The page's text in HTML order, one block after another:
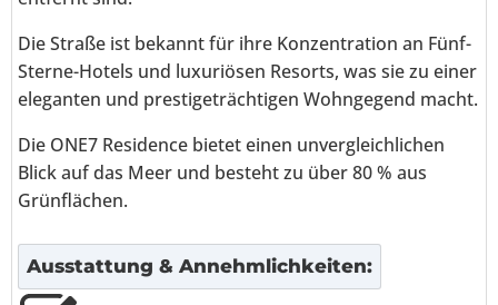
Die Straße ist bekannt für ihre Konzentration an Fünf-
Sterne-Hotels und luxuriösen Resorts, was sie zu einer
eleganten und prestigeträchtigen Wohngegend macht.
Die ONE7 Residence bietet einen unvergleichlichen
Blick auf das Meer und besteht zu über 80 % aus
Grünflächen.
Ausstattung & Annehmlichkeiten: